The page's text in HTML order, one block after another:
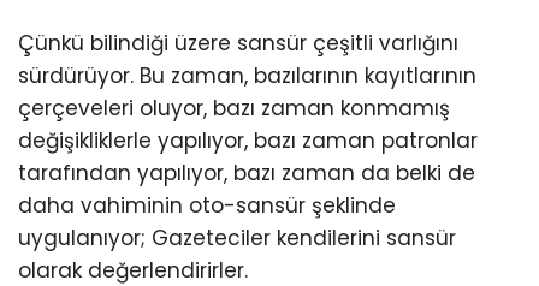
Çünkü bilindiği üzere sansür çeşitli varlığını
sürdürüyor. Bu zaman, bazılarının kayıtlarının
çerçeveleri oluyor, bazı zaman konmamış
değişikliklerle yapılıyor, bazı zaman patronlar
tarafından yapılıyor, bazı zaman da belki de
daha vahiminin oto-sansür şeklinde
uygulanıyor; Gazeteciler kendilerini sansür
olarak değerlendirirler.